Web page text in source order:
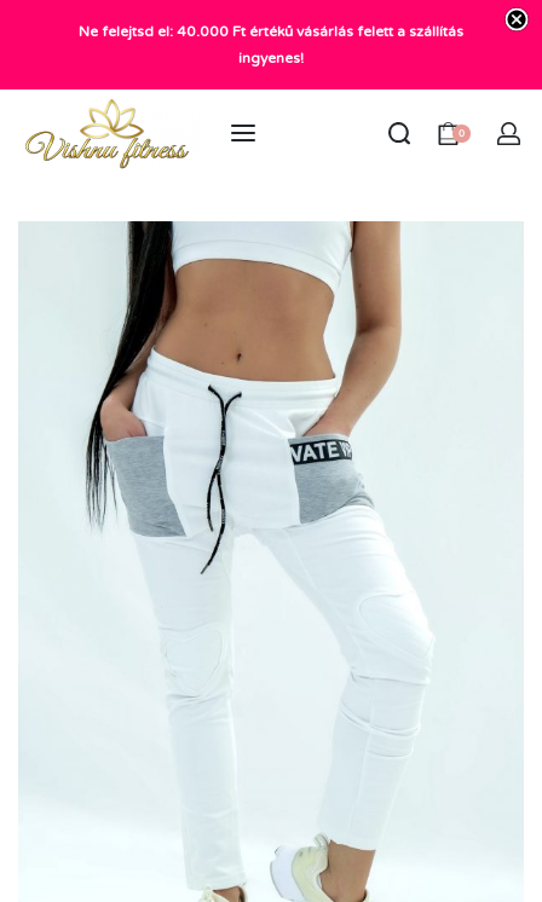
+36 20 372 2969
info@vishnu.hu
0
Ne felejtsd el: 40.000 Ft értékű vásárlás felett a szállítás
ingyenes!